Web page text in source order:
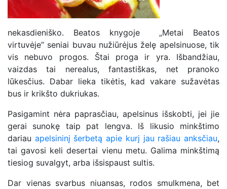
nekasdieniško. Beatos knygoje „Metai Beatos
virtuvėje” seniai buvau nužiūrėjus želę apelsinuose, tik
vis nebuvo progos. Štai proga ir yra. Išbandžiau,
vaizdas tai nerealus, fantastiškas, net pranoko
lūkesčius. Dabar lieka tikėtis, kad vakare sužavėtas
bus ir krikšto dukriukas.
Pasigamint nėra paprasčiau, apelsinus išskobti, jei jie
gerai sunokę taip pat lengva. Iš likusio minkštimo
dariau apelsininį šerbetą apie kurį jau rašiau anksčiau,
tai gavosi keli desertai vienu metu. Galima minkštimą
tiesiog suvalgyt, arba išsispaust sultis.
Dar vienas svarbus niuansas, rodos smulkmena, bet